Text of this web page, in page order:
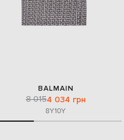
BALMAIN
8 0154 034 грн
8Y10Y